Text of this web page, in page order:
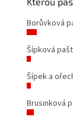
Borůvková
Šípková
Šípek a
Brusinková